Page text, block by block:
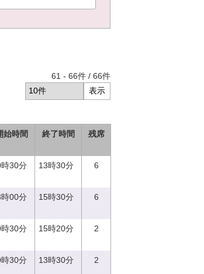
61 - 66件 / 66件
始時間 終了時間 残席
30分 13時30分 6
00分 15時30分 6
30分 15時20分 2
30分 13時30分 2